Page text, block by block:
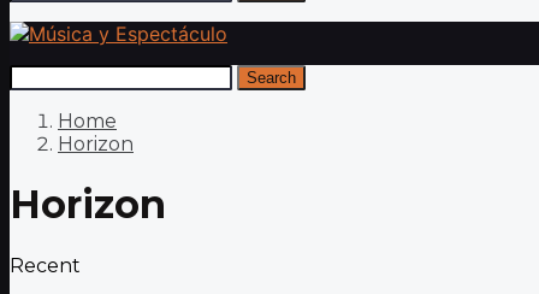
Search
Home
Horizon
Horizon
Recent